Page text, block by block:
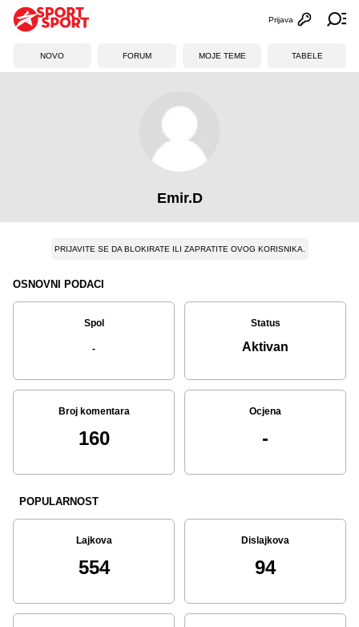
Otvori
Prijava
NOVO FORUM MOJE TEME TABELE
Emir.D
PRIJAVITE SE DA BLOKIRATE ILI ZAPRATITE OVOG KORISNIKA.
OSNOVNI PODACI
Spol
-
Status
Aktivan
Broj komentara
160
Ocjena
-
POPULARNOST
Lajkova
554
Dislajkova
94